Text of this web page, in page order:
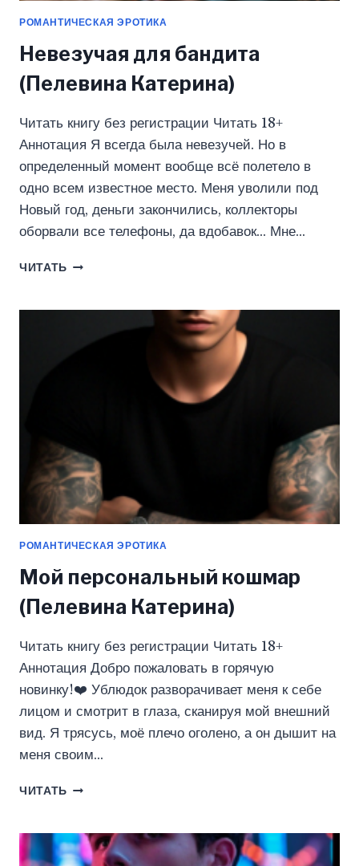
РОМАНТИЧЕСКАЯ ЭРОТИКА
Невезучая для бандита
(Пелевина Катерина)
Читать книгу без регистрации Читать 18+
Аннотация Я всегда была невезучей. Но в
определенный момент вообще всё полетело в
одно всем известное место. Меня уволили под
Новый год, деньги закончились, коллекторы
оборвали все телефоны, да вдобавок… Мне…
ЧИТАТЬ НЕВЕЗУЧАЯ
КАТЕРИНА)
РОМАНТИЧЕСКАЯ ЭРОТИКА
Мой персональный кошмар
(Пелевина Катерина)
Читать книгу без регистрации Читать 18+
Аннотация Добро пожаловать в горячую
новинку!‍❤️‍ Ублюдок разворачивает меня к себе
лицом и смотрит в глаза, сканируя мой внешний
вид. Я трясусь, моё плечо оголено, а он дышит на
меня своим…
ЧИТАТЬ МОЙ
(ПЕЛЕВИНА
КАТЕРИНА)